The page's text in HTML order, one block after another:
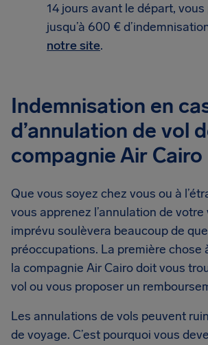
14 jours avant le départ,
jusqu’à 600 €
notre site.
Indemnisation en
d’annulation de vol
compagnie Air Cairo
Que vous soyez chez vous ou à
vous apprenez l’annulation de
imprévu soulèvera beaucoup de
préoccupations. La première chose
la compagnie Air Cairo doit vous
vol ou vous proposer un
Les annulations de vols peuvent
de voyage. C’est pourquoi vous